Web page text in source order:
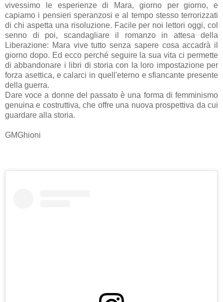
vivessimo le esperienze di Mara, giorno per giorno, e
capiamo i pensieri speranzosi e al tempo stesso terrorizzati
di chi aspetta una risoluzione. Facile per noi lettori oggi, col
senno di poi, scandagliare il romanzo in attesa della
Liberazione: Mara vive tutto senza sapere cosa accadrà il
giorno dopo. Ed ecco perché seguire la sua vita ci permette
di abbandonare i libri di storia con la loro impostazione per
forza asettica, e calarci in quell'eterno e sfiancante presente
della guerra.
Dare voce a donne del passato è una forma di femminismo
genuina e costruttiva, che offre una nuova prospettiva da cui
guardare alla storia.
GMGhioni